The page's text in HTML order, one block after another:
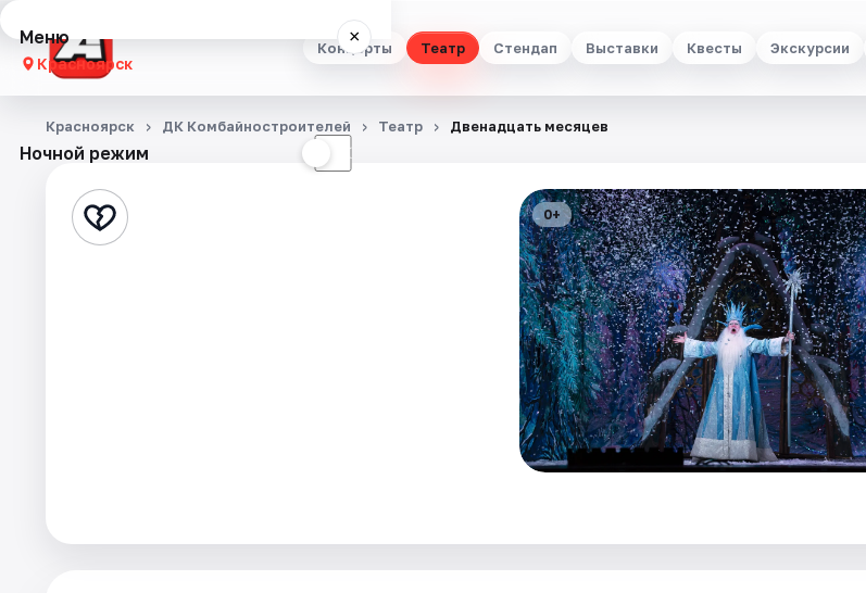
Концерты Театр Стендап Выставки Квесты Экскурсии
Меню ×
Красноярск
Концерты
Стендап
Города
Ночной режим ☾
Красноярск ДК Комбайностроителей Театр Двенадцать месяцев
0+